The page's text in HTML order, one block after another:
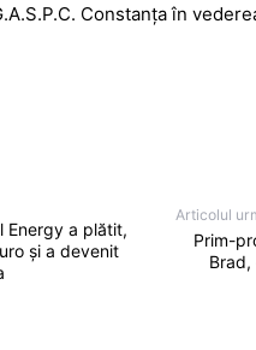
Constanța în
Energy a plătit,
și a devenit
Articolul
Prim-